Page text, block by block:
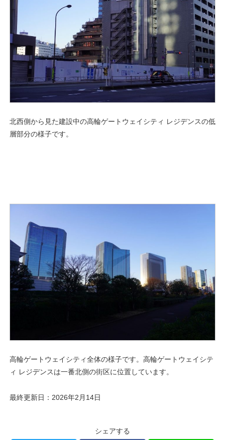
北西側から見た建設中の高輪ゲートウェイシティ レジデンスの低
層部分の様子です。
高輪ゲートウェイシティ全体の様子です。高輪ゲートウェイシテ
ィ レジデンスは一番北側の街区に位置しています。
最終更新日：2026年2月14日
シェアする